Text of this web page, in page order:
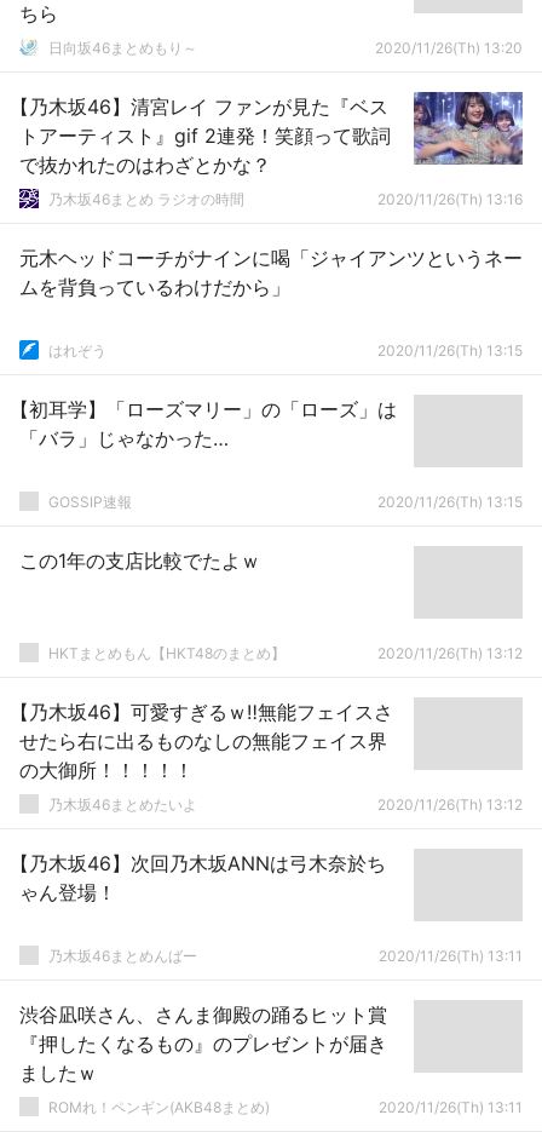
ちら
日向坂46まとめもり～ 2020/11/26(Th) 13:20
【乃木坂46】清宮レイ ファンが見た『ベス
トアーティスト』gif 2連発！笑顔って歌詞
で抜かれたのはわざとかな？
乃木坂46まとめ ラジオの時間 2020/11/26(Th) 13:16
元木ヘッドコーチがナインに喝「ジャイアンツというネー
ムを背負っているわけだから」
はれぞう 2020/11/26(Th) 13:15
【初耳学】「ローズマリー」の「ローズ」は
「バラ」じゃなかった…
GOSSIP速報 2020/11/26(Th) 13:15
この1年の支店比較でたよｗ
HKTまとめもん【HKT48のまとめ】 2020/11/26(Th) 13:12
【乃木坂46】可愛すぎるｗ‼無能フェイスさ
せたら右に出るものなしの無能フェイス界
の大御所！！！！！
乃木坂46まとめたいよ 2020/11/26(Th) 13:12
【乃木坂46】次回乃木坂ANNは弓木奈於ち
ゃん登場！
乃木坂46まとめんばー 2020/11/26(Th) 13:11
渋谷凪咲さん、さんま御殿の踊るヒット賞
『押したくなるもの』のプレゼントが届き
ましたｗ
ROMれ！ペンギン(AKB48まとめ) 2020/11/26(Th) 13:11